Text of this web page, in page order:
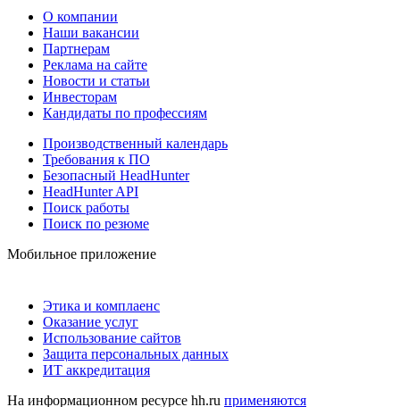
О компании
Наши вакансии
Партнерам
Реклама на сайте
Новости и статьи
Инвесторам
Кандидаты по профессиям
Производственный календарь
Требования к ПО
Безопасный HeadHunter
HeadHunter API
Поиск работы
Поиск по резюме
Мобильное приложение
Этика и комплаенс
Оказание услуг
Использование сайтов
Защита персональных данных
ИТ аккредитация
На информационном ресурсе hh.ru применяются